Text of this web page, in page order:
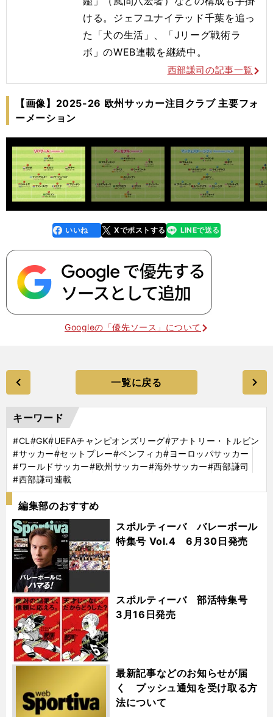
ける。ジェフユナイテッド千葉を追っ
た「犬の生活」、「Jリーグ戦術ラ
ボ」のWEB連載を継続中。
西部謙司の記事一覧
【画像】2025-26 欧州サッカー注目クラブ 主要フォ
ーメーション
faceboo
k
いいね Xでポストする
line LINEで送る
Googleの「優先ソース」について
一覧に戻る
キーワード
#CL #GK#UEFAチャンピオンズリーグ#アナトリー・トルビン
#サッカー#セットプレー#ベンフィカ#ヨーロッパサッカー
#ワールドサッカー#欧州サッカー#海外サッカー#西部謙司
#西部謙司連載
編集部のおすすめ
スポルティーバ バレーボール
特集号 Vol.4 6月30日発売
スポルティーバ 部活特集号
3月16日発売
最新記事などのお知らせが届
く プッシュ通知を受け取る方
法について